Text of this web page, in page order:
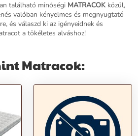
található minőségi MATRACOK közül,
valóban kényelmes és megnyugtató
és válaszd ki az igényeidnek és
a tökéletes alváshoz!
Matracok: